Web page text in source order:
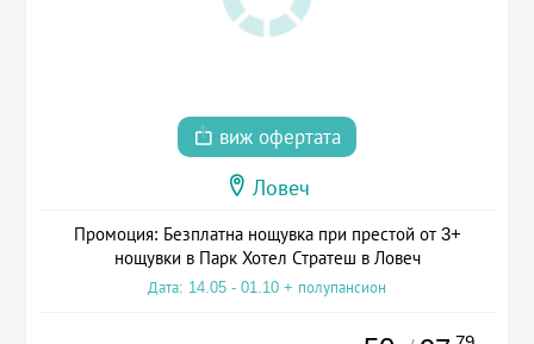
виж офертата
Ловеч
Промоция: Безплатна нощувка при престой от 3+
нощувки в Парк Хотел Стратеш в Ловеч
Дата: 14.05 - 01.10 + полупансион